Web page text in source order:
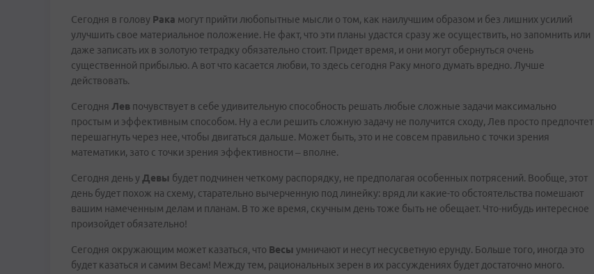
Сегодня в голову Рака могут прийти любопытные мысли о том, как наилучшим образом и без лишних усилий
улучшить свое материальное положение. Не факт, что эти планы удастся сразу же осуществить, но запомнить или
даже записать их в золотую тетрадку обязательно стоит. Придет время, и они могут обернуться очень
существенной прибылью. А вот что касается любви, то здесь сегодня Раку много думать вредно. Лучше
действовать.
Сегодня Лев почувствует в себе удивительную способность решать любые сложные задачи максимально
простым и эффективным способом. Ну а если решить сложную задачу не получится сходу, Лев просто предпочтет
перешагнуть через нее, чтобы двигаться дальше. Может быть, это и не совсем правильно с точки зрения
математики, зато с точки зрения эффективности – вполне.
Сегодня день уДевы будет подчинен четкому распорядку, не предполагая особенных потрясений. Вообще, этот
день будет похож на схему, старательно вычерченную под линейку: вряд ли какие-то обстоятельства помешают
вашим намеченным делам и планам. В то же время, скучным день тоже быть не обещает. Что-нибудь интересное
произойдет обязательно!
Сегодня окружающим может казаться, что Весы умничают и несут несусветную ерунду. Больше того, иногда это
будет казаться и самим Весам! Между тем, рациональных зерен в их рассуждениях будет достаточно много.